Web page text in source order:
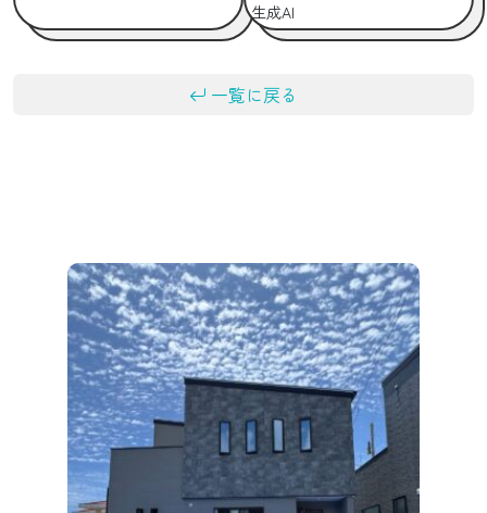
生成AI
一覧に戻る